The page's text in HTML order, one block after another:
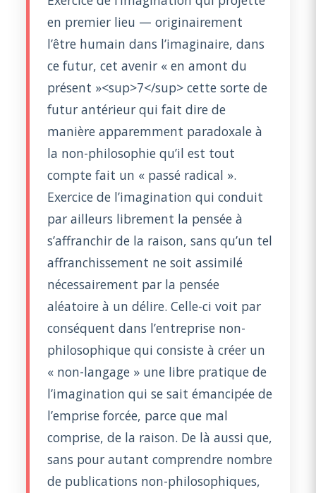
en premier lieu — originairement
l’être humain dans l’imaginaire, dans
ce futur, cet avenir « en amont du
présent »<sup>7</sup> cette sorte de
futur antérieur qui fait dire de
manière apparemment paradoxale à
la non-philosophie qu’il est tout
compte fait un « passé radical ».
Exercice de l’imagination qui conduit
par ailleurs librement la pensée à
s’affranchir de la raison, sans qu’un tel
affranchissement ne soit assimilé
nécessairement par la pensée
aléatoire à un délire. Celle-ci voit par
conséquent dans l’entreprise non-
philosophique qui consiste à créer un
« non-langage » une libre pratique de
l’imagination qui se sait émancipée de
l’emprise forcée, parce que mal
comprise, de la raison. De là aussi que,
sans pour autant comprendre nombre
de publications non-philosophiques,